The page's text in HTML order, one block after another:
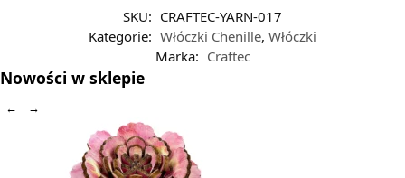
SKU: CRAFTEC-YARN-017
Kategorie: Włóczki Chenille, Włóczki
Marka: Craftec
Nowości w sklepie
← →